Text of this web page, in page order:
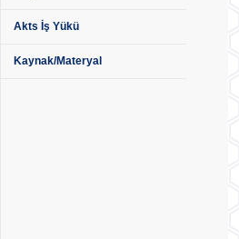
Akts İş Yükü
Kaynak/Materyal